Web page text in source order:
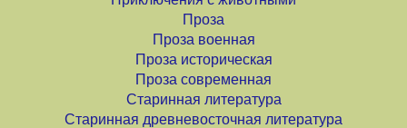
Проза
Проза военная
Проза историческая
Проза современная
Старинная литература
Старинная древневосточная литература